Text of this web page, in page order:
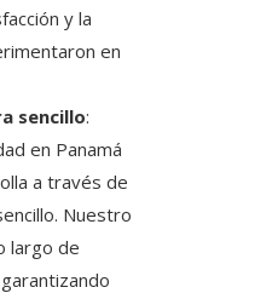
y la
en
sencillo:
en Panamá
a través de
Nuestro
largo de